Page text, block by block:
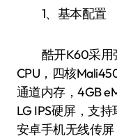
1、基本配置
酷开K60采用
CPU，四核
通道内存，4GB
LG IPS硬屏，支
安卓手机无线传